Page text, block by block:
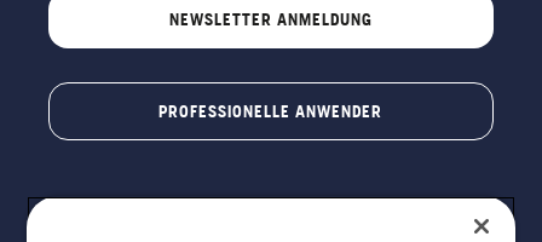
NEWSLETTER ANMELDUNG
PROFESSIONELLE ANWENDER